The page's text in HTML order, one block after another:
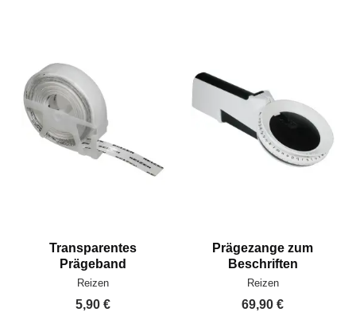
Transparentes
Prägeband
Hersteller:
Reizen
5,90€
Prägezange zum
Beschriften
Reizen
69,90€